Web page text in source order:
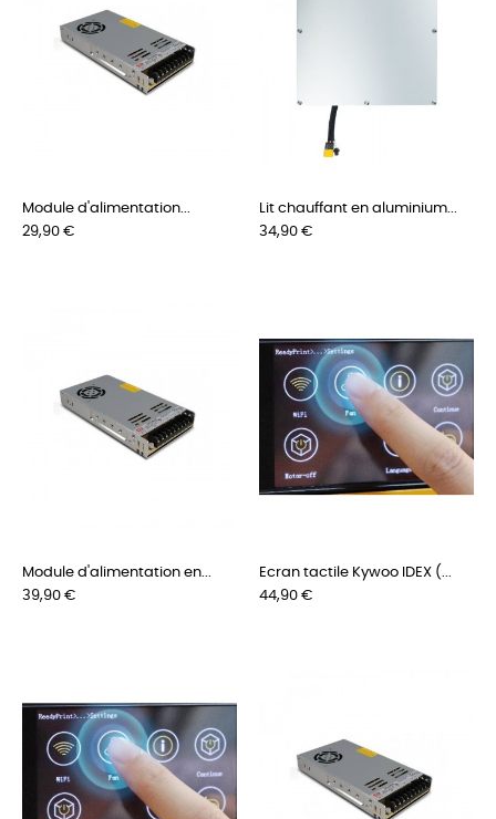
Module d'alimentation...
Prix
29,90 €
Lit chauffant en aluminium...
Prix
34,90 €
Module d'alimentation en...
Prix
39,90 €
Ecran tactile Kywoo IDEX (...
Prix
44,90 €